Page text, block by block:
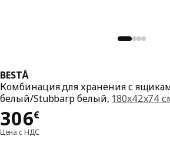
BESTÅ
Комбинация для хранения с
белый/Stubbarp белый, 180x42x74
306€
Цена 306€
Цена с НДС